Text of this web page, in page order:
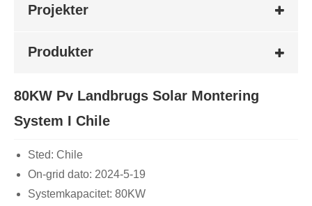
Projekter
Produkter
80KW Pv Landbrugs Solar Montering
System I Chile
Sted: Chile
On-grid dato: 2024-5-19
Systemkapacitet: 80KW